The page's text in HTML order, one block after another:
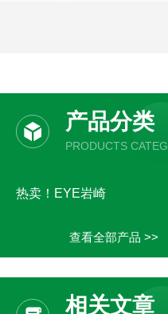
产品分类
PRODUCTS
热卖！EYE岩崎
查看全部产品 >>
相关文章